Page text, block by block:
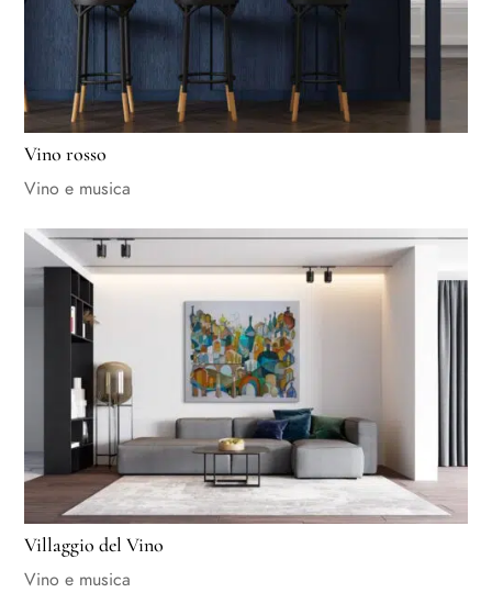
Vino rosso
Vino e musica
Villaggio del Vino
Vino e musica